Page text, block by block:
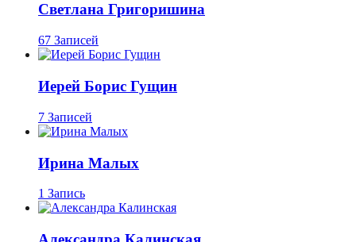
Светлана Григоришина
67 Записей
Иерей Борис Гущин
7 Записей
Ирина Малых
1 Запись